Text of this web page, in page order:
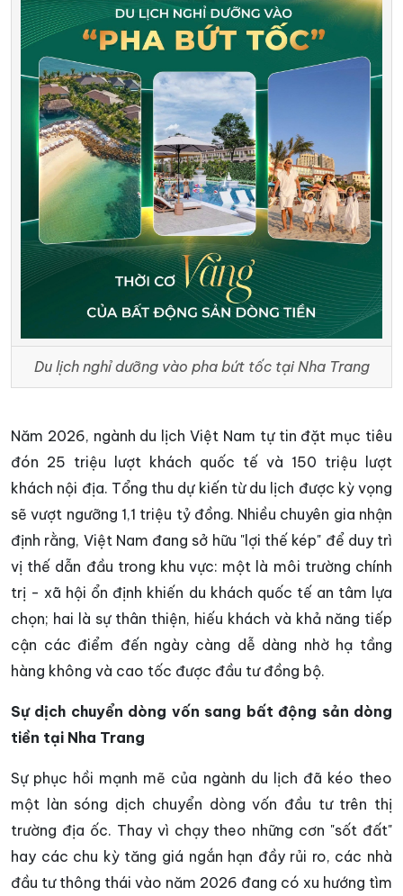
Du lịch nghỉ dưỡng vào pha bứt tốc tại Nha Trang
Năm 2026, ngành du lịch Việt Nam tự tin đặt mục tiêu
đón 25 triệu lượt khách quốc tế và 150 triệu lượt
khách nội địa. Tổng thu dự kiến từ du lịch được kỳ vọng
sẽ vượt ngưỡng 1,1 triệu tỷ đồng. Nhiều chuyên gia nhận
định rằng, Việt Nam đang sở hữu "lợi thế kép" để duy trì
vị thế dẫn đầu trong khu vực: một là môi trường chính
trị - xã hội ổn định khiến du khách quốc tế an tâm lựa
chọn; hai là sự thân thiện, hiếu khách và khả năng tiếp
cận các điểm đến ngày càng dễ dàng nhờ hạ tầng
hàng không và cao tốc được đầu tư đồng bộ.
Sự dịch chuyển dòng vốn sang bất động sản dòng
tiền tại Nha Trang
Sự phục hồi mạnh mẽ của ngành du lịch đã kéo theo
một làn sóng dịch chuyển dòng vốn đầu tư trên thị
trường địa ốc. Thay vì chạy theo những cơn "sốt đất"
hay các chu kỳ tăng giá ngắn hạn đầy rủi ro, các nhà
đầu tư thông thái vào năm 2026 đang có xu hướng tìm